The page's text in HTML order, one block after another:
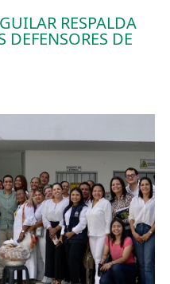
RESPALDA
DEFENSORES DE